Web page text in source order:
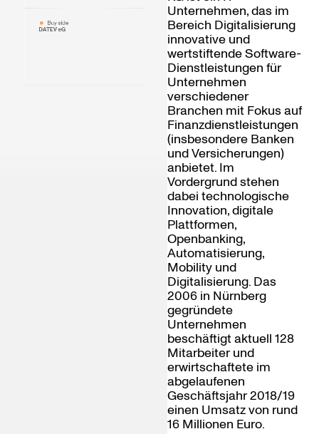
Buy side
DATEV eG
Unternehmen, das im
Bereich Digitalisierung
innovative und
wertstiftende Software-
Dienstleistungen für
Unternehmen
verschiedener
Branchen mit Fokus auf
Finanzdienstleistungen
(insbesondere Banken
und Versicherungen)
anbietet. Im
Vordergrund stehen
dabei technologische
Innovation, digitale
Plattformen,
Openbanking,
Automatisierung,
Mobility und
Digitalisierung. Das
2006 in Nürnberg
gegründete
Unternehmen
beschäftigt aktuell 128
Mitarbeiter und
erwirtschaftete im
abgelaufenen
Geschäftsjahr 2018/19
einen Umsatz von rund
16 Millionen Euro.